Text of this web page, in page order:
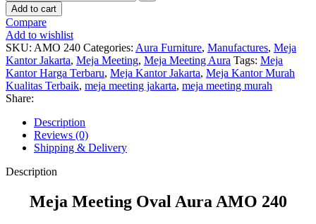
Add to cart
Compare
Add to wishlist
SKU: AMO 240 Categories: Aura Furniture, Manufactures, Meja
Kantor Jakarta, Meja Meeting, Meja Meeting Aura Tags: Meja
Kantor Harga Terbaru, Meja Kantor Jakarta, Meja Kantor Murah
Kualitas Terbaik, meja meeting jakarta, meja meeting murah
Share:
Description
Reviews (0)
Shipping & Delivery
Description
Meja Meeting Oval Aura AMO 240